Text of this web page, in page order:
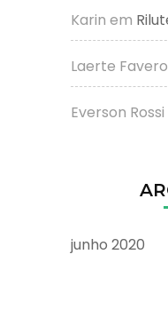
Karin em
Laerte Favero
Everson Rossi
junho 2020